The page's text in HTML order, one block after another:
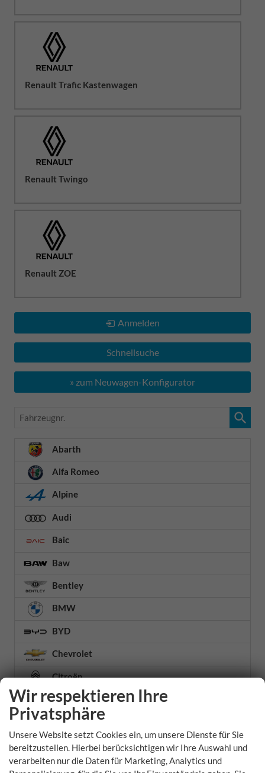
Renault Trafic Kastenwagen
Renault Twingo
Renault ZOE
Anmelden
Schnellsuche
» zum Neuwagen-Konfigurator
Fahrzeugnr.
Abarth
Alfa Romeo
Alpine
Audi
Baic
Baw
Bentley
BMW
BYD
Chevrolet
Citroën
Cupra
Dacia
DFSK
DS Automobiles
Wir respektieren Ihre
Privatsphäre
Unsere Website setzt Cookies ein, um unsere Dienste für Sie
bereitzustellen. Hierbei berücksichtigen wir Ihre Auswahl und
verarbeiten nur die Daten für Marketing, Analytics und